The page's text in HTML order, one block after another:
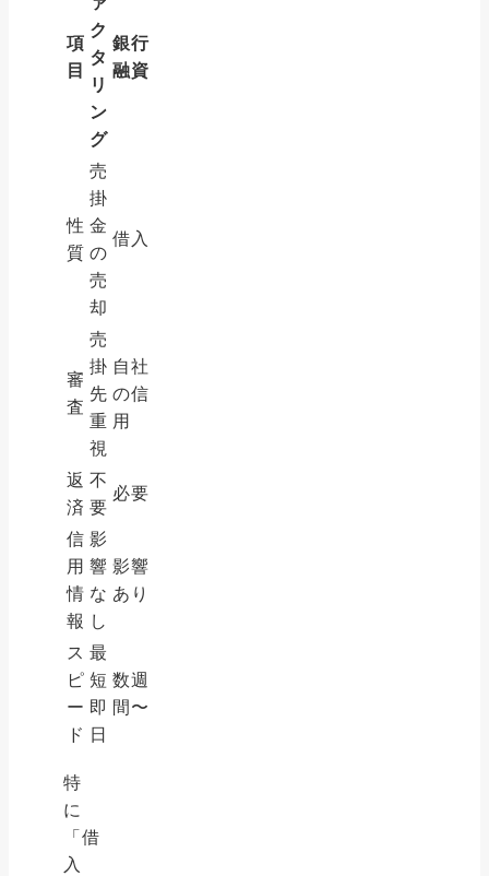
項
目
ク
タ
リ
ン
グ
銀行
融資
性
質
売
掛
金
の
売
却
借入
審
査
売
掛
先
重
視
自社
の信
用
返
済
不
要
必要
信
用
情
報
影
響
な
し
影響
あり
ス
ピ
ー
ド
最
短
即
日
数週
間〜
特
に
「借
入